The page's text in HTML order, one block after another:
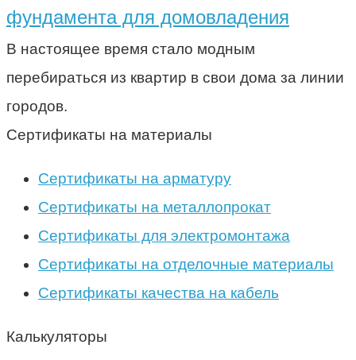
фундамента для домовладения
В настоящее время стало модным
перебираться из квартир в свои дома за линии
городов.
Сертификаты на материалы
Сертификаты на арматуру
Сертификаты на металлопрокат
Сертификаты для электромонтажа
Сертификаты на отделочные материалы
Сертификаты качества на кабель
Калькуляторы